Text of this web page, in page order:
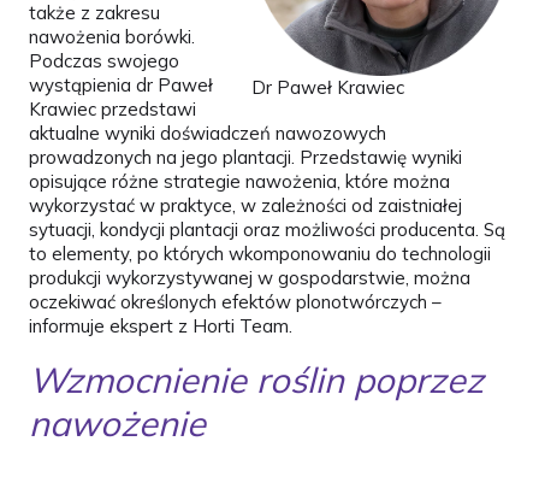
Dr Paweł Krawiec
także z zakresu
nawożenia borówki.
Podczas swojego
wystąpienia dr Paweł
Krawiec przedstawi
aktualne wyniki doświadczeń nawozowych
prowadzonych na jego plantacji. Przedstawię wyniki
opisujące różne strategie nawożenia, które można
wykorzystać w praktyce, w zależności od zaistniałej
sytuacji, kondycji plantacji oraz możliwości producenta. Są
to elementy, po których wkomponowaniu do technologii
produkcji wykorzystywanej w gospodarstwie, można
oczekiwać określonych efektów plonotwórczych –
informuje ekspert z Horti Team.
Wzmocnienie roślin poprzez
nawożenie